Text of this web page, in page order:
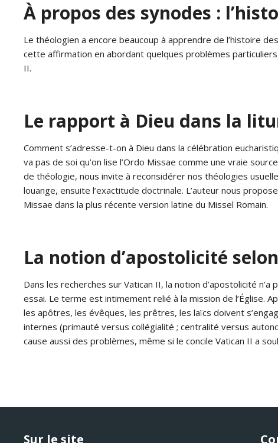
À propos des synodes :
Le théologien a encore beaucoup à apprendre de l’histoire
cette affirmation en abordant quelques problèmes
II.
Le rapport à Dieu dans la
Comment s’adresse-t-on à Dieu dans la célébration
va pas de soi qu’on lise l’Ordo Missae comme une vraie
de théologie, nous invite à reconsidérer nos théologies
louange, ensuite l’exactitude doctrinale. L’auteur nous
Missae dans la plus récente version latine du Missel Romain.
La notion d’apostolicité
Dans les recherches sur Vatican II, la notion d’apostolicité
essai. Le terme est intimement relié à la mission de l’Église.
les apôtres, les évêques, les prêtres, les laïcs doivent
internes (primauté versus collégialité ; centralité versus
cause aussi des problèmes, même si le concile Vatican II a
Sur le site